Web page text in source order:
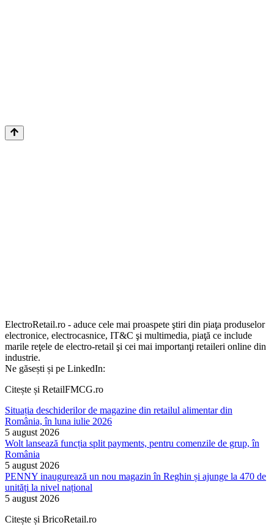
ElectroRetail.ro - aduce cele mai proaspete ştiri din piaţa produselor
electronice, electrocasnice, IT&C şi multimedia, piaţă ce include
marile reţele de electro-retail şi cei mai importanţi retaileri online din
industrie.
Ne găsești și pe LinkedIn:
Citește și RetailFMCG.ro
Situația deschiderilor de magazine din retailul alimentar din
România, în luna iulie 2026
5 august 2026
Wolt lansează funcția split payments, pentru comenzile de grup, în
România
5 august 2026
PENNY inaugurează un nou magazin în Reghin și ajunge la 470 de
unități la nivel național
5 august 2026
Citește și BricoRetail.ro